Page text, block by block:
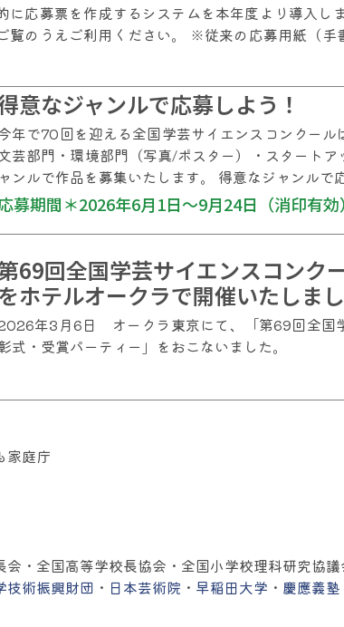
に応募票を作成するシステムを本年度より導入し
覧のうえご利用ください。 ※従来の応募用紙（手
意なジャンルで応募しよう！
年で70回を迎える全国学芸サイエンスコンクール
芸部門・環境部門（写真/ポスター）・スタート
ャンルで作品を募集いたします。 得意なジャンルで
募期間＊2026年6月1日〜9月24日（消印有効）
69回全国学芸サイエンスコンク
をホテルオークラで開催いたしまし
年3月6日 オークラ東京にて、「第69回全国
式・受賞パーティー」をおこないました。
家庭庁
・ 全国高等学校長協会・ 全国小学校理科研究協議
技術振興財団 ・ 日本芸術院 ・ 早稲田大学 ・ 慶應義塾